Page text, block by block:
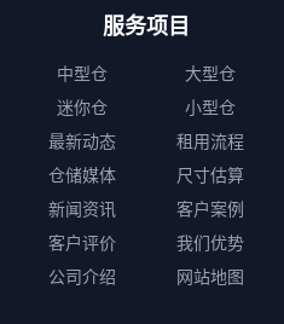
服务项目
中型仓
大型仓
迷你仓
小型仓
最新动态
租用流程
仓储媒体
尺寸估算
新闻资讯
客户案例
客户评价
我们优势
公司介绍
网站地图